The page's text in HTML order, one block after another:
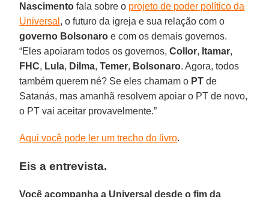
Nascimento fala sobre o projeto de poder político da
Universal , o futuro da igreja e sua relação com o
governo Bolsonaro e com os demais governos.
“Eles apoiaram todos os governos,Collor, Itamar,
FHC, Lula, Dilma,Temer, Bolsonaro. Agora, todos
também querem né? Se eles chamam o PT de
Satanás, mas amanhã resolvem apoiar o PT de novo,
o PT vai aceitar provavelmente.”
Aqui você pode ler um trecho do livro.
Eis a entrevista.
Você acompanha a Universal desde o fim da